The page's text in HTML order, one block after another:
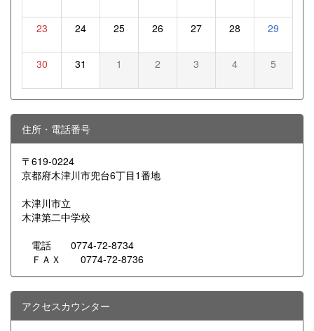
23 24 25 26 27 28 29
30 31 1 2 3 4 5
住所・電話番号
〒619-0224
京都府木津川市兜台6丁目1番地
木津川市立
木津第二中学校
電話 0774-72-8734
ＦＡＸ 0774-72-8736
アクセスカウンター